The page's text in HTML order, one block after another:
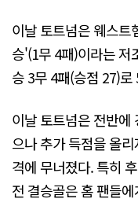
이날 토트넘은 웨스트
승'(1무 4패)이라는 저
승 3무 4패(승점 27)
이날 토트넘은 전반에
으나 추가 득점을 올
격에 무너졌다. 특히
전 결승골은 홈 팬들